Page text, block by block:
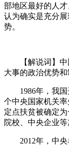
部地区最好的人
认为确实是充分
势。
【解说词】中
大事的政治优势和
1986年，我国
个中央国家机关
定点扶贫被确定
院校、中央企业等
2012年，中央